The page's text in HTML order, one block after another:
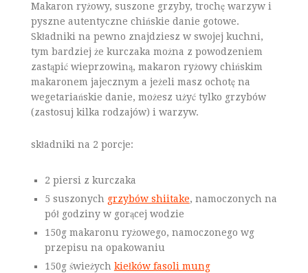
Makaron ryżowy, suszone grzyby, trochę warzyw i
pyszne autentyczne chińskie danie gotowe.
Składniki na pewno znajdziesz w swojej kuchni,
tym bardziej że kurczaka można z powodzeniem
zastąpić wieprzowiną, makaron ryżowy chińskim
makaronem jajecznym a jeżeli masz ochotę na
wegetariańskie danie, możesz użyć tylko grzybów
(zastosuj kilka rodzajów) i warzyw.
składniki na 2 porcje:
2 piersi z kurczaka
5 suszonych grzybów shiitake, namoczonych na
pół godziny w gorącej wodzie
150g makaronu ryżowego, namoczonego wg
przepisu na opakowaniu
150g świeżych kiełków fasoli mung